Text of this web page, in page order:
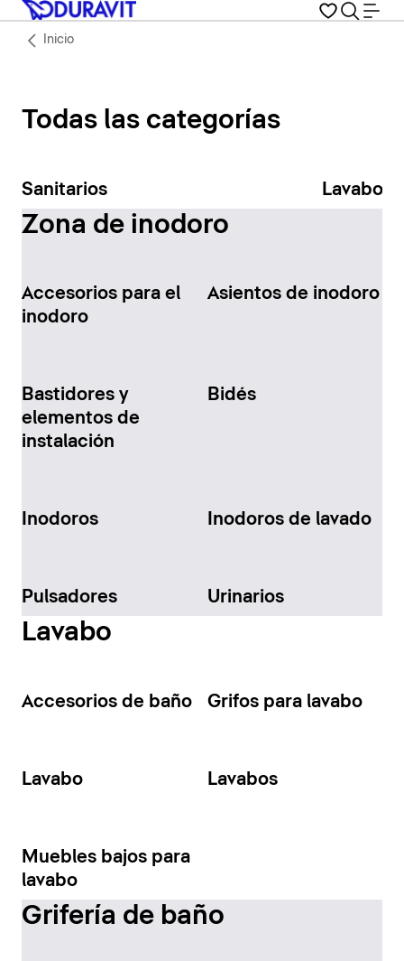
Inicio
Todas las categorías
Sanitarios Lavabos
Zona de inodoro
Accesorios para el
inodoro
Asientos de inodoro
Bastidores y
elementos de
instalación
Bidés
Inodoros Inodoros de lavado
Pulsadores Urinarios
Lavabo
Accesorios de baño Grifos para lavabo
Lavabo Lavabos
Muebles bajos para
lavabo
Grifería de baño